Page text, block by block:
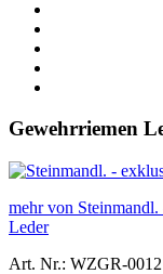
Gewehrriemen
mehr von
Leder
Art. Nr.: WZGR-0012